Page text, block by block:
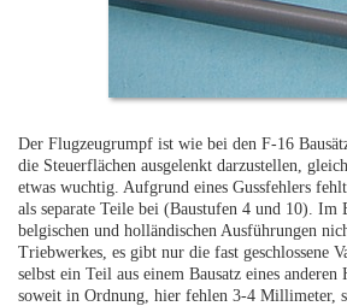
Der Flugzeugrumpf ist wie bei den F-16
die Steuerflächen ausgelenkt darzustellen,
etwas wuchtig. Aufgrund eines Gussfehlers
als separate Teile bei (Baustufen 4 und 10).
belgischen und holländischen Ausführungen
Triebwerkes, es gibt nur die fast geschlossene
selbst ein Teil aus einem Bausatz eines
soweit in Ordnung, hier fehlen 3-4 Millimeter,